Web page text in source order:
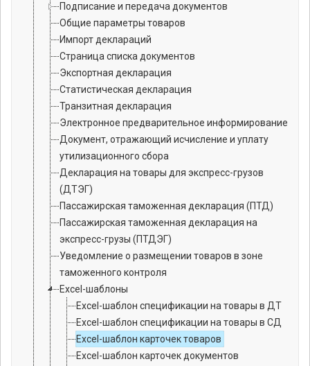
Подписание и передача документов
Общие параметры товаров
Импорт деклараций
Страница списка документов
Экспортная декларация
Статистическая декларация
Транзитная декларация
Электронное предварительное информирование
Документ, отражающий исчисление и уплату
утилизационного сбора
Декларация на товары для экспресс-грузов
(ДТЭГ)
Пассажирская таможенная декларация (ПТД)
Пассажирская таможенная декларация на
экспресс-грузы (ПТДЭГ)
Уведомление о размещении товаров в зоне
таможенного контроля
Excel-шаблоны
Excel-шаблон спецификации на товары в ДТ
Excel-шаблон спецификации на товары в СД
Excel-шаблон карточек товаров
Excel-шаблон карточек документов